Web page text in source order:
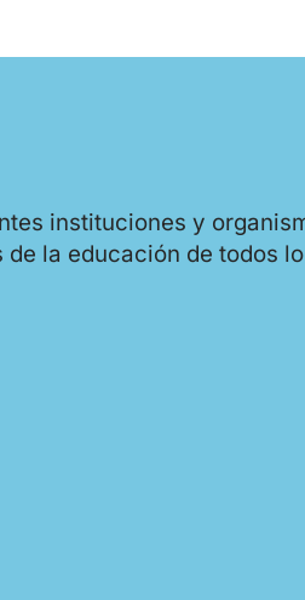
instituciones y
la educación de todos